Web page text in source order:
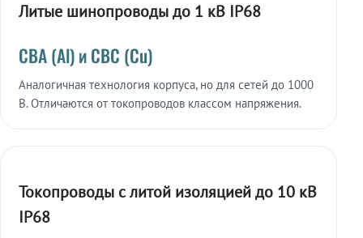
Литые шинопроводы до 1 кВ IP68
СВА (Al) и СВС (Cu)
Аналогичная технология корпуса, но для сетей до 1000
В. Отличаются от токопроводов классом напряжения.
Токопроводы с литой изоляцией до 10 кВ
IP68